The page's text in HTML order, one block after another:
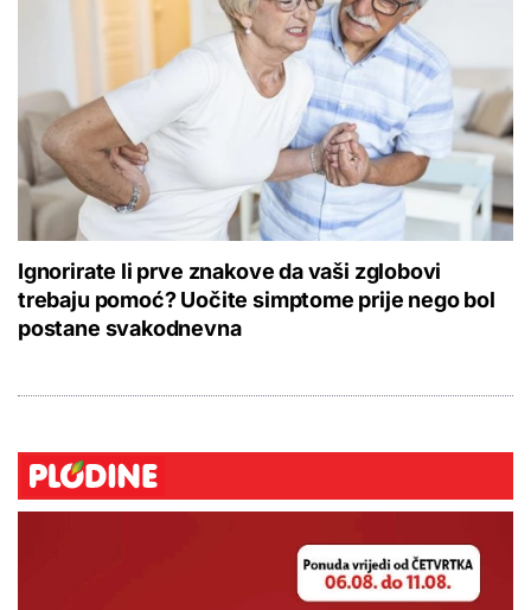
Ignorirate li prve znakove da vaši zglobovi
trebaju pomoć? Uočite simptome prije nego bol
postane svakodnevna